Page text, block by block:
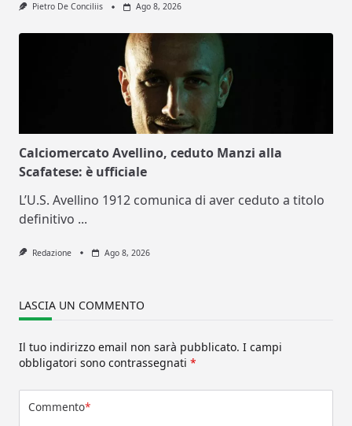
Pietro De Conciliis Ago 8, 2026
Calciomercato Avellino, ceduto Manzi alla
Scafatese: è ufficiale
L’U.S. Avellino 1912 comunica di aver ceduto a titolo
definitivo ...
Redazione Ago 8, 2026
LASCIA UN COMMENTO
Il tuo indirizzo email non sarà pubblicato. I campi
obbligatori sono contrassegnati *
Commento*